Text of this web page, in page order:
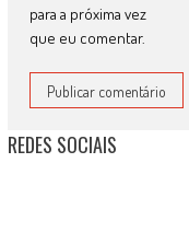
para a próxima vez
que eu comentar.
REDES SOCIAIS